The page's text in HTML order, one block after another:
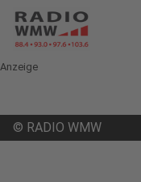
Anzeige
© RADIO WMW